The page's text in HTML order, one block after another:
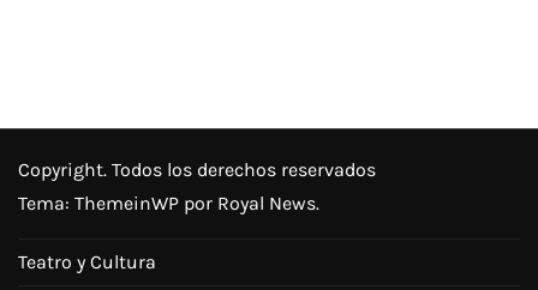
Copyright. Todos los derechos reservados
Tema: ThemeinWP por Royal News.
Teatro y Cultura